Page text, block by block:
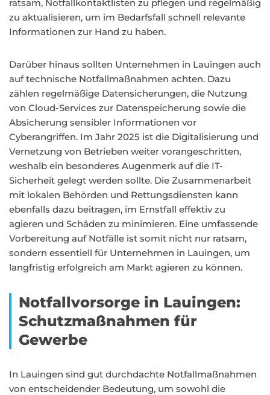
ratsam, Notfallkontaktlisten zu pflegen und regelmäßig
zu aktualisieren, um im Bedarfsfall schnell relevante
Informationen zur Hand zu haben.
Darüber hinaus sollten Unternehmen in Lauingen auch
auf technische Notfallmaßnahmen achten. Dazu
zählen regelmäßige Datensicherungen, die Nutzung
von Cloud-Services zur Datenspeicherung sowie die
Absicherung sensibler Informationen vor
Cyberangriffen. Im Jahr 2025 ist die Digitalisierung und
Vernetzung von Betrieben weiter vorangeschritten,
weshalb ein besonderes Augenmerk auf die IT-
Sicherheit gelegt werden sollte. Die Zusammenarbeit
mit lokalen Behörden und Rettungsdiensten kann
ebenfalls dazu beitragen, im Ernstfall effektiv zu
agieren und Schäden zu minimieren. Eine umfassende
Vorbereitung auf Notfälle ist somit nicht nur ratsam,
sondern essentiell für Unternehmen in Lauingen, um
langfristig erfolgreich am Markt agieren zu können.
Notfallvorsorge in Lauingen:
Schutzmaßnahmen für
Gewerbe
In Lauingen sind gut durchdachte Notfallmaßnahmen
von entscheidender Bedeutung, um sowohl die